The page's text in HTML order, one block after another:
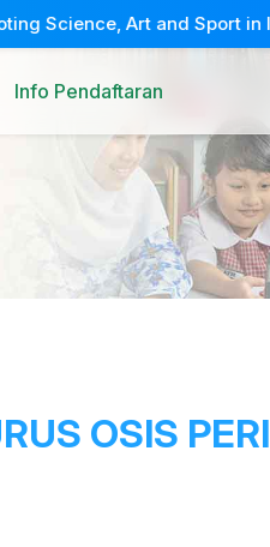
Art and Sport in
Info Pendaftaran
OSIS